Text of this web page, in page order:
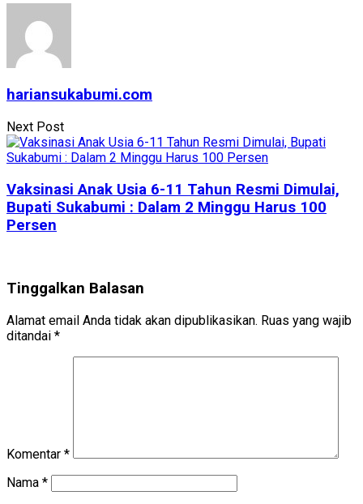
hariansukabumi.com
Next Post
Vaksinasi Anak Usia 6-11 Tahun Resmi Dimulai,
Bupati Sukabumi : Dalam 2 Minggu Harus 100
Persen
Tinggalkan Balasan
Alamat email Anda tidak akan dipublikasikan. Ruas yang wajib
ditandai *
Komentar *
Nama *